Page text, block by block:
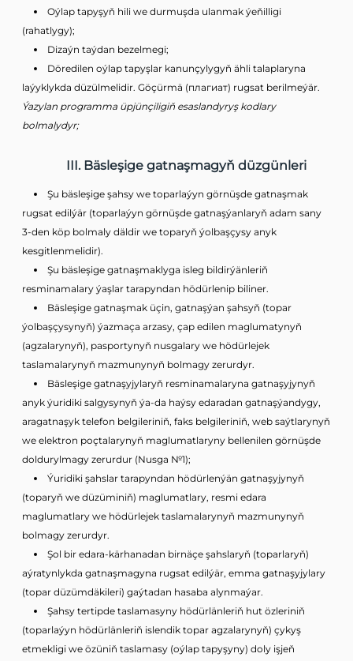
Oýlap tapyşyň hili we durmuşda ulanmak ýeňilligi
(rahatlygy);
Dizaýn taýdan bezelmegi;
Döredilen oýlap tapyşlar kanunçylygyň ähli talaplaryna
laýyklykda düzülmelidir. Göçürmä (плагиат) rugsat berilmeýär.
Ýazylan programma üpjünçiligiň esaslandyryş kodlary
bolmalydyr;
III. Bäsleşige gatnaşmagyň düzgünleri
Şu bäsleşige şahsy we toparlaýyn görnüşde gatnaşmak
rugsat edilýär (toparlaýyn görnüşde gatnaşýanlaryň adam sany
3-den köp bolmaly däldir we toparyň ýolbaşçysy anyk
kesgitlenmelidir).
Şu bäsleşige gatnaşmaklyga isleg bildirýänleriň
resminamalary ýaşlar tarapyndan hödürlenip biliner.
Bäsleşige gatnaşmak üçin, gatnaşýan şahsyň (topar
ýolbaşçysynyň) ýazmaça arzasy, çap edilen maglumatynyň
(agzalarynyň), pasportynyň nusgalary we hödürlejek
taslamalarynyň mazmunynyň bolmagy zerurdyr.
Bäsleşige gatnaşyjylaryň resminamalaryna gatnaşyjynyň
anyk ýuridiki salgysynyň ýa-da haýsy edaradan gatnaşýandygy,
aragatnaşyk telefon belgileriniň, faks belgileriniň, web saýtlarynyň
we elektron poçtalarynyň maglumatlaryny bellenilen görnüşde
doldurylmagy zerurdur (Nusga №1);
Ýuridiki şahslar tarapyndan hödürlenýän gatnaşyjynyň
(toparyň we düzüminiň) maglumatlary, resmi edara
maglumatlary we hödürlejek taslamalarynyň mazmunynyň
bolmagy zerurdyr.
Şol bir edara-kärhanadan birnäçe şahslaryň (toparlaryň)
aýratynlykda gatnaşmagyna rugsat edilýär, emma gatnaşyjylary
(topar düzümdäkileri) gaýtadan hasaba alynmaýar.
Şahsy tertipde taslamasyny hödürlänleriň hut özleriniň
(toparlaýyn hödürlänleriň islendik topar agzalarynyň) çykyş
etmekligi we özüniň taslamasy (oýlap tapyşyny) doly işjeň